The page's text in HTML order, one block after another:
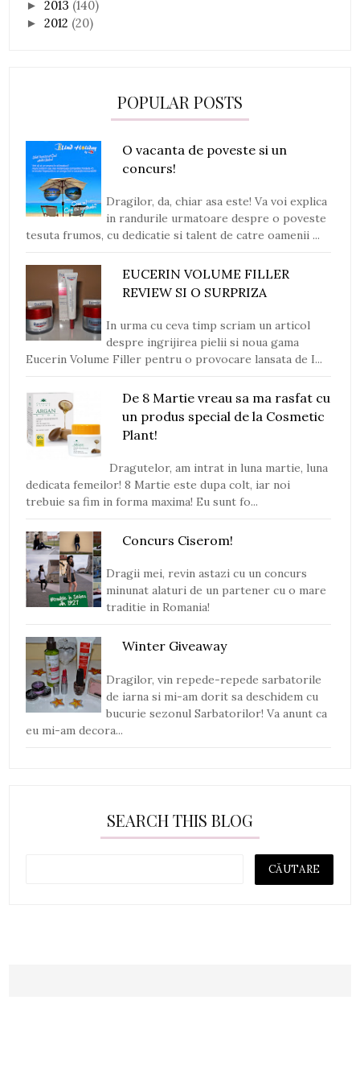
►2013 (140)
►2012 (20)
POPULAR POSTS
O vacanta de poveste si un
concurs!
Dragilor, da, chiar asa este! Va voi explica
in randurile urmatoare despre o poveste
tesuta frumos, cu dedicatie si talent de catre oamenii ...
EUCERIN VOLUME FILLER
REVIEW SI O SURPRIZA
In urma cu ceva timp scriam un articol
despre ingrijirea pielii si noua gama
Eucerin Volume Filler pentru o provocare lansata de I...
De 8 Martie vreau sa ma rasfat cu
un produs special de la Cosmetic
Plant!
Dragutelor, am intrat in luna martie, luna
dedicata femeilor! 8 Martie este dupa colt, iar noi
trebuie sa fim in forma maxima! Eu sunt fo...
Concurs Ciserom!
Dragii mei, revin astazi cu un concurs
minunat alaturi de un partener cu o mare
traditie in Romania!
Winter Giveaway
Dragilor, vin repede-repede sarbatorile
de iarna si mi-am dorit sa deschidem cu
bucurie sezonul Sarbatorilor! Va anunt ca
eu mi-am decora...
SEARCH THIS BLOG